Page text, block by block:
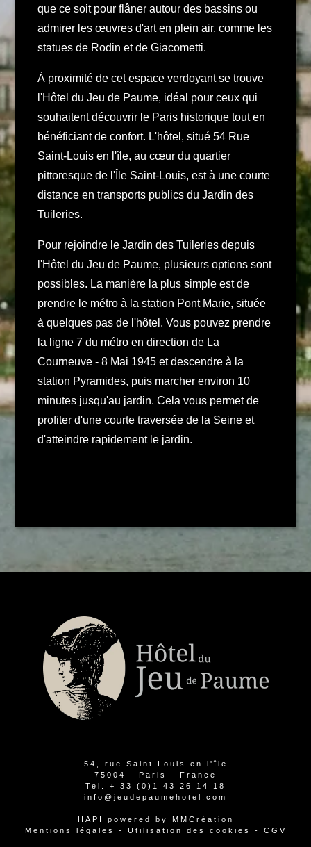
que ce soit pour flâner autour des bassins ou
admirer les œuvres d'art en plein air, comme les
statues de Rodin et de Giacometti.
À proximité de cet espace verdoyant se trouve
l'Hôtel du Jeu de Paume, idéal pour ceux qui
souhaitent découvrir le Paris historique tout en
bénéficiant de confort. L'hôtel, situé 54 Rue
Saint-Louis en l'île, au cœur du quartier
pittoresque de l'Île Saint-Louis, est à une courte
distance en transports publics du Jardin des
Tuileries.
Pour rejoindre le Jardin des Tuileries depuis
l'Hôtel du Jeu de Paume, plusieurs options sont
possibles. La manière la plus simple est de
prendre le métro à la station Pont Marie, située
à quelques pas de l'hôtel. Vous pouvez prendre
la ligne 7 du métro en direction de La
Courneuve - 8 Mai 1945 et descendre à la
station Pyramides, puis marcher environ 10
minutes jusqu'au jardin. Cela vous permet de
profiter d'une courte traversée de la Seine et
d'atteindre rapidement le jardin.
54, rue Saint Louis en l'île
75004 - Paris - France
Tel. + 33 (0)1 43 26 14 18
info@jeudepaumehotel.com
HAPI powered by
MMCréation
Mentions légales
- Utilisation des cookies - CGV